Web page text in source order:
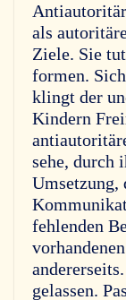
als
Ziele. Sie
formen.
klingt der
Kindern
sehe, durch
Umsetzung,
fehlenden
gelassen.